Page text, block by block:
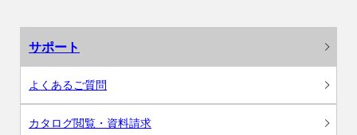
サポート
よくあるご質問
カタログ閲覧・資料請求